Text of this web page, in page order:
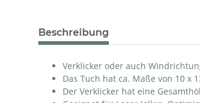
Beschreibung
Verklicker oder auch
Das Tuch hat ca. Maße von 10 x
Der Verklicker hat eine